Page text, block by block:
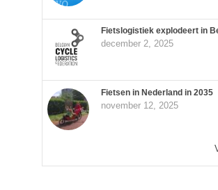
Fietslogistiek explodeert in
december 2, 2025
Fietsen in Nederland in 2035
november 12, 2025